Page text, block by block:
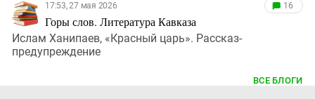
17:53, 27 мая 2026
Горы слов. Литература Кавказа
16
Ислам Ханипаев, «Красный царь». Рассказ-
предупреждение
ВСЕ БЛОГИ